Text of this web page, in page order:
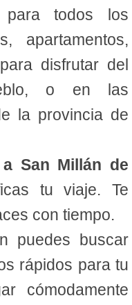
para todos los
apartamentos,
disfrutar del
o en las
la provincia de
San Millán de
tu viaje. Te
con tiempo.
puedes buscar
rápidos para tu
cómodamente